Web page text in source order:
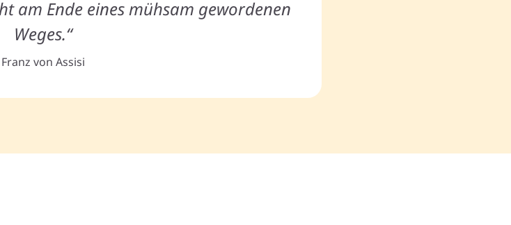
am Ende eines mühsam gewordenen
Weges.“
Franz von Assisi